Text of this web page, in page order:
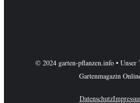
© 2024 garten-pflanzen.info • Unser
Gartenmagazin
Datenschutz